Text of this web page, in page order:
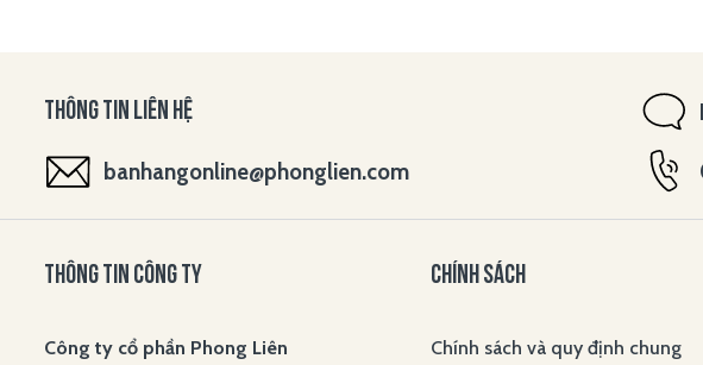
THÔNG TIN LIÊN HỆ
banhangonline@phonglien.com
THÔNG TIN CÔNG TY
Công ty cổ phần Phong Liên
CHÍNH SÁCH
Chính sách và quy định chung